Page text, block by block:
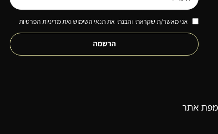
אני מאשר/ת שקראתי והבנתי את תנאי השימוש ואת מדיניות הפרטיות
הרשמה
מפת אתר